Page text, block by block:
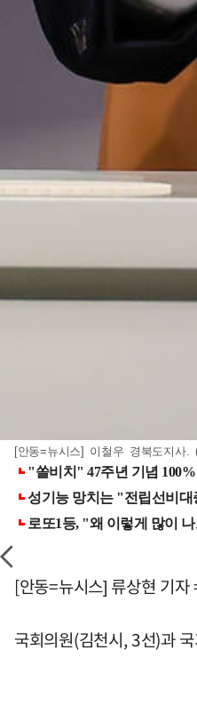
[안동=뉴시스] 이철우 경북도지사.
[안동=뉴시스] 류상현 기
국회의원(김천시, 3선)과